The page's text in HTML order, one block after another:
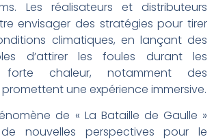
Les réalisateurs et distributeurs
envisager des stratégies pour tirer
climatiques, en lançant des
d’attirer les foules durant les
chaleur, notamment des
une expérience immersive.
de « La Bataille de Gaulle »
nouvelles perspectives pour le